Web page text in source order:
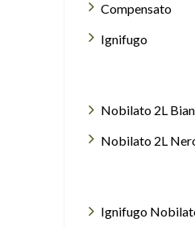
Compensato
Ignifugo
Nobilato 2L
Nobilato 2L
Ignifugo